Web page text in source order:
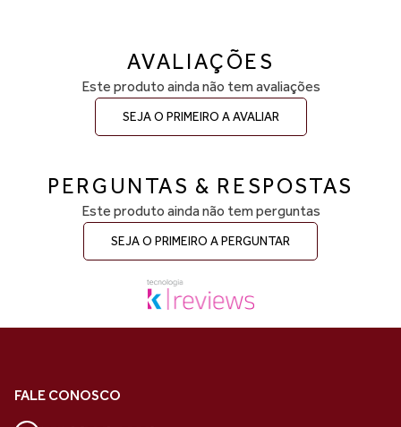
AVALIAÇÕES
Este produto ainda não tem avaliações
SEJA O PRIMEIRO A AVALIAR
PERGUNTAS & RESPOSTAS
Este produto ainda não tem perguntas
SEJA O PRIMEIRO A PERGUNTAR
FALE CONOSCO